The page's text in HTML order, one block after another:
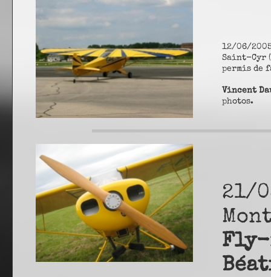
12/06/
Saint-Cyr
permis de
Vincent
photos.
21/
Fly-